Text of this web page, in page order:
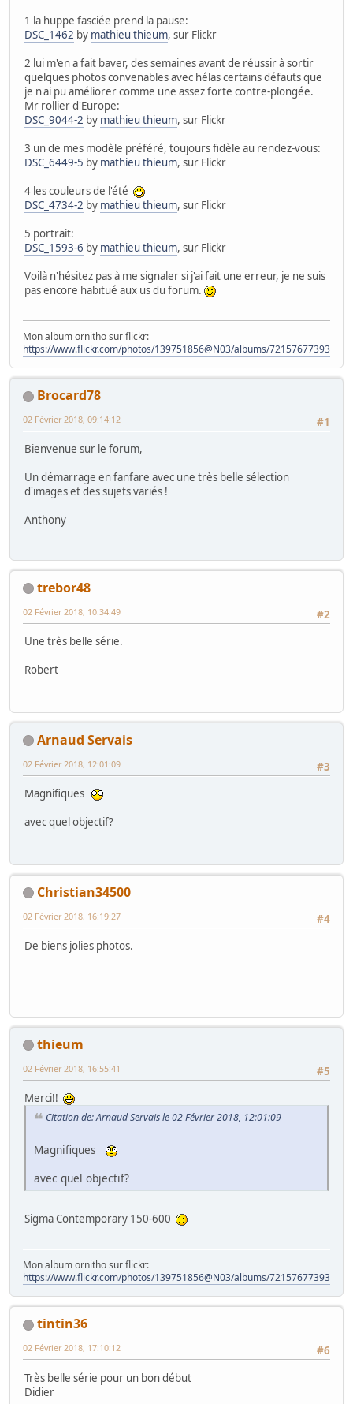
1 la huppe fasciée prend la pause:
DSC_1462 by mathieu thieum, sur Flickr
2 lui m'en a fait baver, des semaines avant de réussir à sortir
quelques photos convenables avec hélas certains défauts que
je n'ai pu améliorer comme une assez forte contre-plongée.
Mr rollier d'Europe:
DSC_9044-2 by mathieu thieum, sur Flickr
3 un de mes modèle préféré, toujours fidèle au rendez-vous:
DSC_6449-5 by mathieu thieum, sur Flickr
4 les couleurs de l'été
DSC_4734-2 by mathieu thieum, sur Flickr
5 portrait:
DSC_1593-6 by mathieu thieum, sur Flickr
Voilà n'hésitez pas à me signaler si j'ai fait une erreur, je ne suis
pas encore habitué aux us du forum.
Mon album ornitho sur flickr:
https://www.flickr.com/photos/139751856@N03/albums/
Brocard78
#1
02 Février 2018, 09:14:12
Bienvenue sur le forum,
Un démarrage en fanfare avec une très belle sélection
d'images et des sujets variés !
Anthony
trebor48
#2
02 Février 2018, 10:34:49
Une très belle série.
Robert
Arnaud Servais
#3
02 Février 2018, 12:01:09
Magnifiques
avec quel objectif?
Christian34500
#4
02 Février 2018, 16:19:27
De biens jolies photos.
thieum
#5
02 Février 2018, 16:55:41
Merci!!
Citation de: Arnaud Servais le 02 Février 2018, 12:01:09
Magnifiques
avec quel objectif?
Sigma Contemporary 150-600
Mon album ornitho sur flickr:
https://www.flickr.com/photos/139751856@N03/albums/
tintin36
#6
02 Février 2018, 17:10:12
Très belle série pour un bon début
Didier